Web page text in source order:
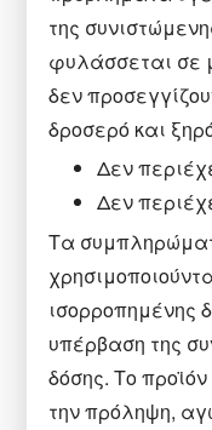
της
φυλάσσεται σε
δεν
δροσερό και
Δεν
Δεν
Τα
ισορροπημένης
υπέρβαση της
δόσης. Το
την πρόληψη,